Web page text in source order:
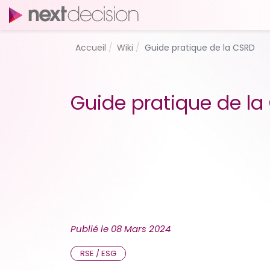
Accueil Wiki Guide pratique de la CSRD
Guide pratique de la
Publié le 08 Mars 2024
RSE / ESG